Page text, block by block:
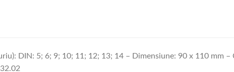
DIN: 5; 6; 9; 10; 11; 12; 13; 14 – Dimensiune: 90 x 110 mm